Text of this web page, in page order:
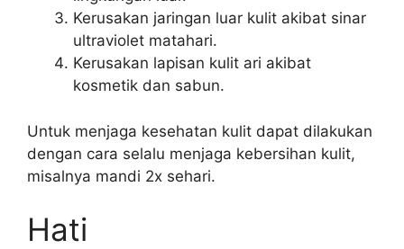
Kerusakan jaringan luar kulit akibat sinar
ultraviolet matahari.
Kerusakan lapisan kulit ari akibat
kosmetik dan sabun.
Untuk menjaga kesehatan kulit dapat dilakukan
dengan cara selalu menjaga kebersihan kulit,
misalnya mandi 2x sehari.
Hati